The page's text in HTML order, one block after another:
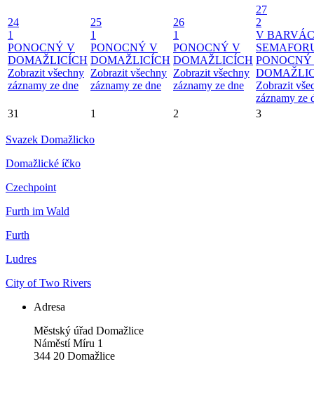
24
1
PONOCNÝ V
DOMAŽLICÍCH
Zobrazit všechny
záznamy ze dne
25
1
PONOCNÝ V
DOMAŽLICÍCH
Zobrazit všechny
záznamy ze dne
26
1
PONOCNÝ V
DOMAŽLICÍCH
Zobrazit všechny
záznamy ze dne
27
2
V
Zobrazit
záznamy ze
31
1 2 3
Svazek Domažlicko
Domažlické íčko
Czechpoint
Furth im Wald
Furth
Ludres
City of Two Rivers
Adresa
Městský úřad Domažlice
Náměstí Míru 1
344 20 Domažlice